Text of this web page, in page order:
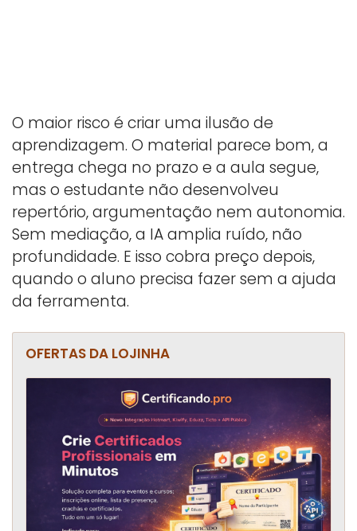
O maior risco é criar uma ilusão de
aprendizagem. O material parece bom, a
entrega chega no prazo e a aula segue,
mas o estudante não desenvolveu
repertório, argumentação nem autonomia.
Sem mediação, a IA amplia ruído, não
profundidade. E isso cobra preço depois,
quando o aluno precisa fazer sem a ajuda
da ferramenta.
OFERTAS DA LOJINHA